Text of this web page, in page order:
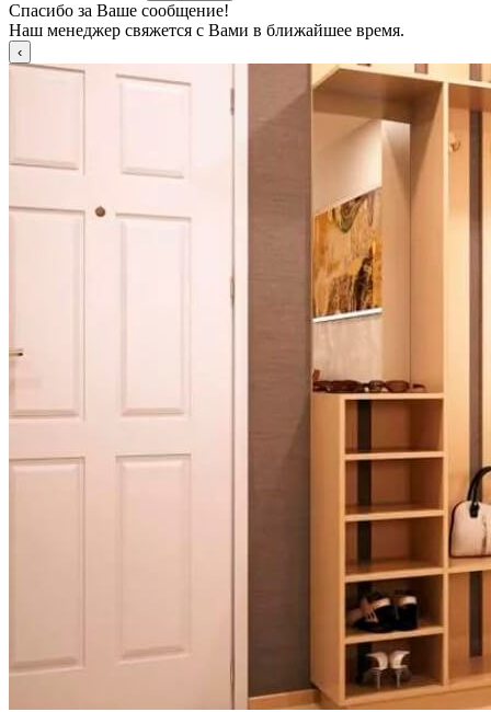
Спасибо за Ваше сообщение!
Наш менеджер свяжется с Вами в ближайшее время.